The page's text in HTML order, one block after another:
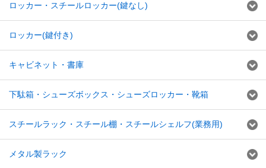
ロッカー・スチールロッカー(鍵なし)
ロッカー(鍵付き)
キャビネット・書庫
下駄箱・シューズボックス・シューズロッカー・靴箱
スチールラック・スチール棚・スチールシェルフ(業務用)
メタル製ラック